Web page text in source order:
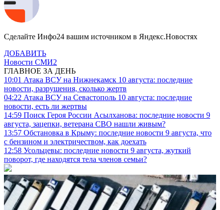
Сделайте Инфо24 вашим источником в Яндекс.Новостях
ДОБАВИТЬ
Новости СМИ2
ГЛАВНОЕ ЗА ДЕНЬ
10:01 Атака ВСУ на Нижнекамск 10 августа: последние
новости, разрушения, сколько жертв
04:22 Атака ВСУ на Севастополь 10 августа: последние
новости, есть ли жертвы
14:59 Поиск Героя России Асылханова: последние новости 9
августа, зацепки, ветерана СВО нашли живым?
13:57 Обстановка в Крыму: последние новости 9 августа, что
с бензином и электричеством, как доехать
12:58 Усольцевы: последние новости 9 августа, жуткий
поворот, где находятся тела членов семьи?